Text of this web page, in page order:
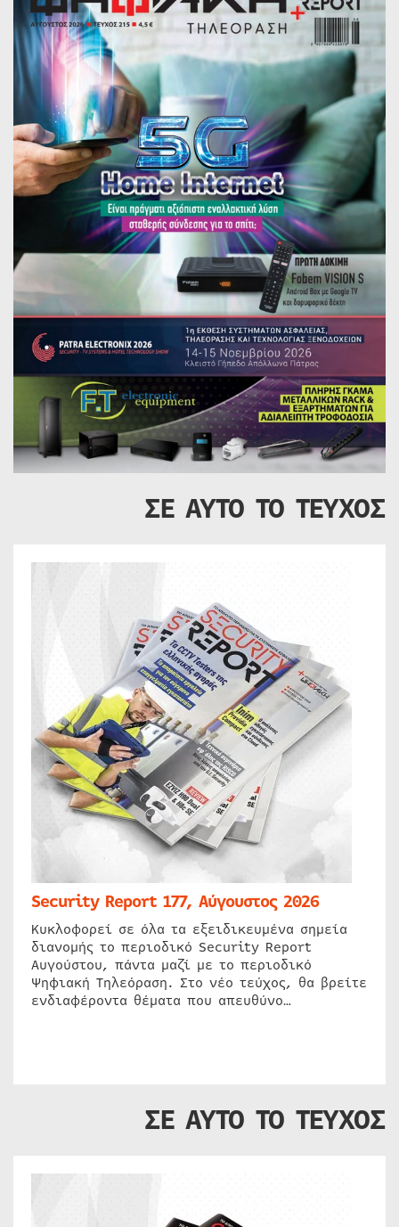
ΣΕ ΑΥΤΟ ΤΟ ΤΕΥΧΟΣ
Security Report 177, Αύγουστος 2026
Κυκλοφορεί σε όλα τα εξειδικευμένα σημεία
διανομής το περιοδικό Security Report
Αυγούστου, πάντα μαζί με το περιοδικό
Ψηφιακή Τηλεόραση. Στο νέο τεύχος, θα βρείτε
ενδιαφέροντα θέματα που απευθύνο…
ΣΕ ΑΥΤΟ ΤΟ ΤΕΥΧΟΣ